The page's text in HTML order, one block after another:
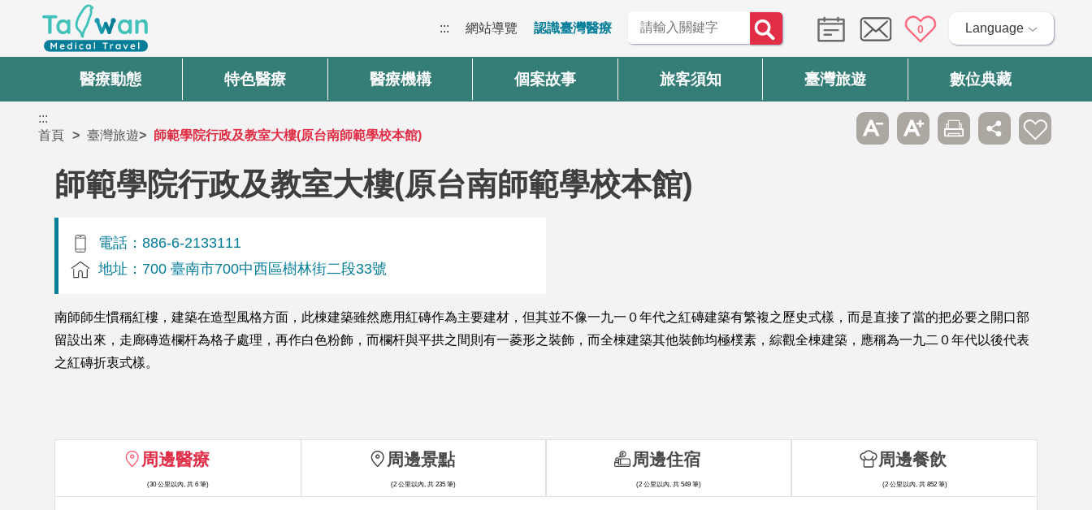
::: 網站導覽 認識臺灣醫療 0 Language
醫療動態 特色醫療 醫療機構 個案故事 旅客須知 臺灣旅遊 數位典藏
:::
首頁
臺灣旅遊 師範學院行政及教室大樓(原台南師範學校本館)
師範學院行政及教室大樓(原台南師範學校本館)
電話：886-6-2133111
地址：700 臺南市700中西區樹林街二段33號
南師師生慣稱紅樓，建築在造型風格方面，此棟建築雖然應用紅磚作為主要建材，但其並不像一九一０年代之紅磚建築有繁複之歷史式樣，而是直接了當的把必要之開口部
留設出來，走廊磚造欄杆為格子處理，再作白色粉飾，而欄杆與平拱之間則有一菱形之裝飾，而全棟建築其他裝飾均極樸素，綜觀全棟建築，應稱為一九二０年代以後代表
之紅磚折衷式樣。
周邊醫療
(30 公里以內, 共 6 筆)
周邊景點
(2 公里以內, 共 235 筆)
周邊住宿
(2 公里以內, 共 549 筆)
周邊餐飲
(2 公里以內, 共 852 筆)